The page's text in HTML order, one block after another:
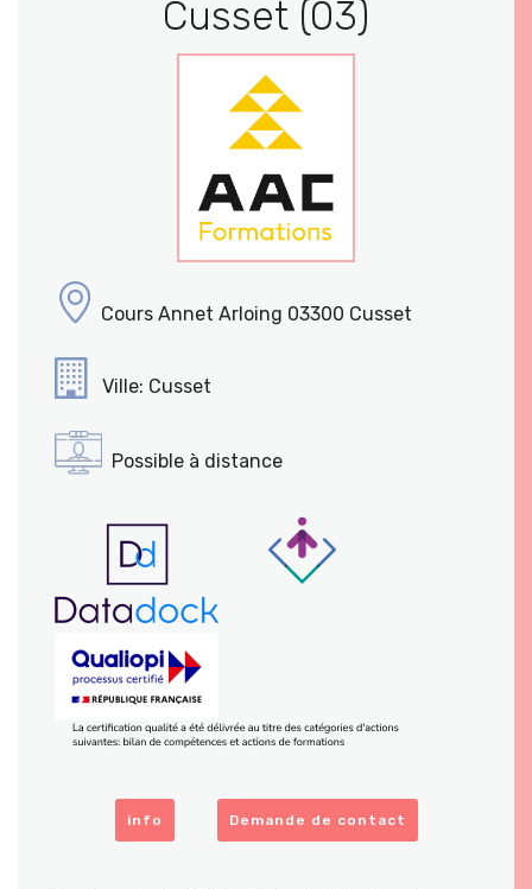
Cusset (03)
Cours Annet Arloing 03300 Cusset
Ville: Cusset
Possible à distance
info Demande de contact